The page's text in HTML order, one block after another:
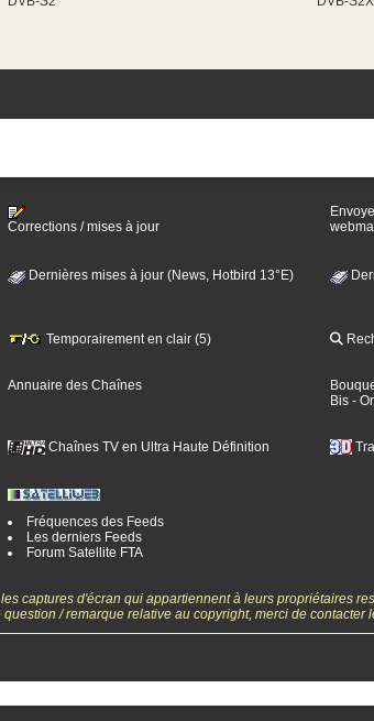
Corrections / mises à jour
Dernières mises à jour (News, Hotbird 13°E)
Temporairement en clair (5)
Annuaire des Chaînes
Bis -
Chaînes TV en Ultra Haute Définition
Fréquences des Feeds
Les derniers Feeds
Forum Satellite FTA
captures d'écran qui appartiennent à leurs propriétaires
/ remarque relative au copyright, merci de contacter